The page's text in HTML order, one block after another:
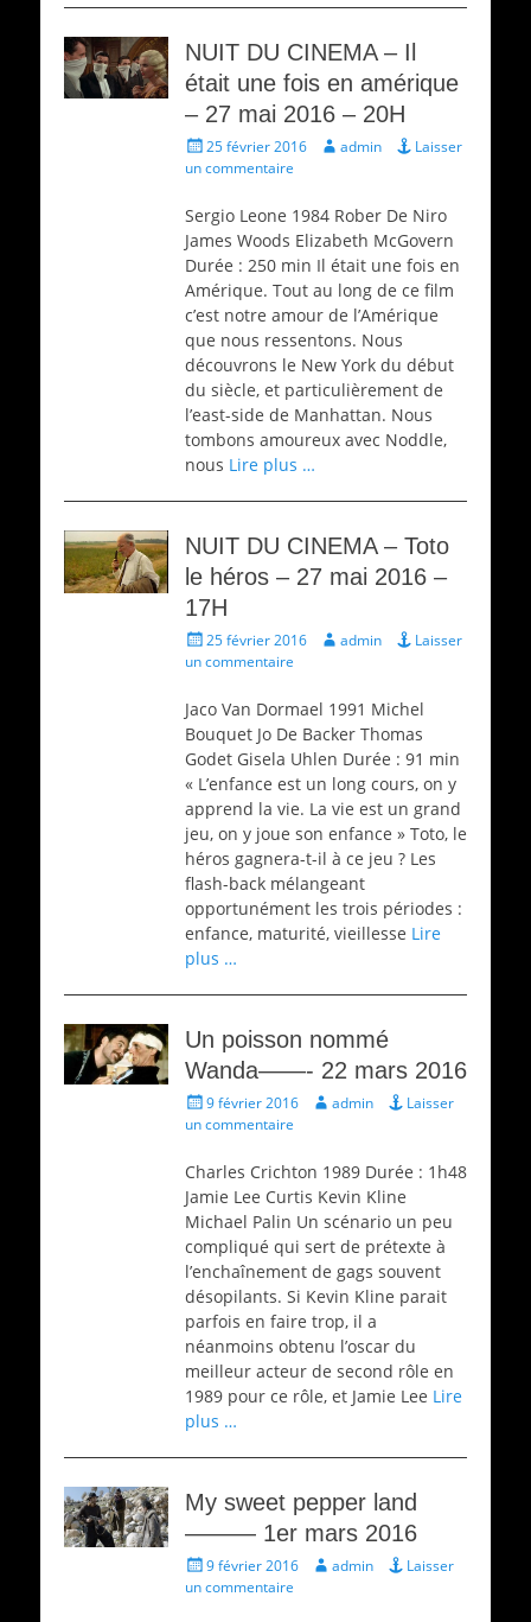
NUIT DU CINEMA – Il
était une fois en amérique
– 27 mai 2016 – 20H
Écrit
le
25 février 2016 Auteur
admin
Laisser
un commentaire
Sergio Leone 1984 Rober De Niro
James Woods Elizabeth McGovern
Durée : 250 min Il était une fois en
Amérique. Tout au long de ce film
c’est notre amour de l’Amérique
que nous ressentons. Nous
découvrons le New York du début
du siècle, et particulièrement de
l’east-side de Manhattan. Nous
tombons amoureux avec Noddle,
nous Lire plus …
NUIT DU CINEMA – Toto
le héros – 27 mai 2016 –
17H
Écrit
le
25 février 2016 Auteur
admin
Laisser
un commentaire
Jaco Van Dormael 1991 Michel
Bouquet Jo De Backer Thomas
Godet Gisela Uhlen Durée : 91 min
« L’enfance est un long cours, on y
apprend la vie. La vie est un grand
jeu, on y joue son enfance » Toto, le
héros gagnera-t-il à ce jeu ? Les
flash-back mélangeant
opportunément les trois périodes :
enfance, maturité, vieillesse Lire
plus …
Un poisson nommé
Wanda——- 22 mars 2016
Écrit
le
9 février 2016 Auteur
admin
Laisser
un commentaire
Charles Crichton 1989 Durée : 1h48
Jamie Lee Curtis Kevin Kline
Michael Palin Un scénario un peu
compliqué qui sert de prétexte à
l’enchaînement de gags souvent
désopilants. Si Kevin Kline parait
parfois en faire trop, il a
néanmoins obtenu l’oscar du
meilleur acteur de second rôle en
1989 pour ce rôle, et Jamie Lee Lire
plus …
My sweet pepper land
——— 1er mars 2016
Écrit
le
9 février 2016 Auteur
admin
Laisser
un commentaire